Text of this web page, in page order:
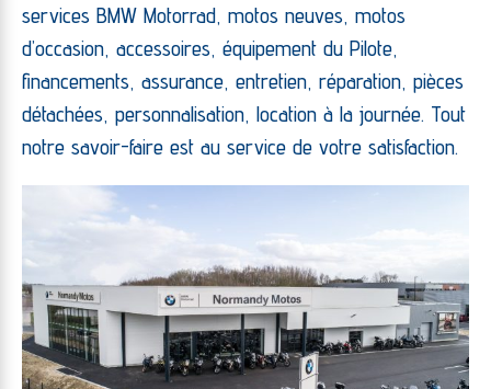
services BMW Motorrad, motos neuves, motos
d’occasion, accessoires, équipement du Pilote,
financements, assurance, entretien, réparation, pièces
détachées, personnalisation, location à la journée. Tout
notre savoir-faire est au service de votre satisfaction.